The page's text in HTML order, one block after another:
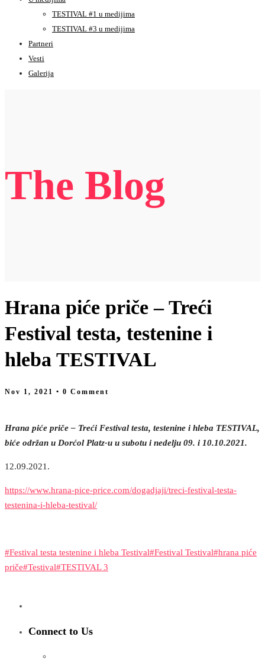
TESTIVAL #1 u medijima
TESTIVAL #3 u medijima
Partneri
Vesti
Galerija
The Blog
Hrana piće priče – Treći
Festival testa, testenine i
hleba TESTIVAL
Nov 1, 2021 • 0 Comment
Hrana piće priče – Treći Festival testa, testenine i hleba TESTIVAL,
biće održan u Dorćol Platz-u u subotu i nedelju 09. i 10.10.2021.
12.09.2021.
https://www.hrana-pice-price.com/dogadjaji/treci-festival-testa-
testenina-i-hleba-testival/
#Festival testa testenine i hleba Testival#Festival Testival#hrana piće
priče#Testival#TESTIVAL 3
Connect to Us